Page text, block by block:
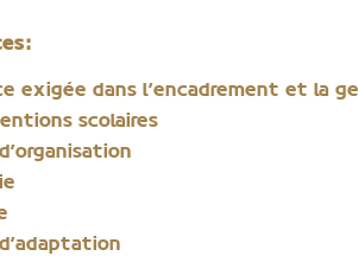
:
exigée dans l’encadrement et la
scolaires